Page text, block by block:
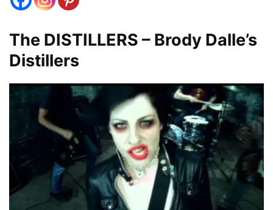
The DISTILLERS – Brody Dalle’s
Distillers